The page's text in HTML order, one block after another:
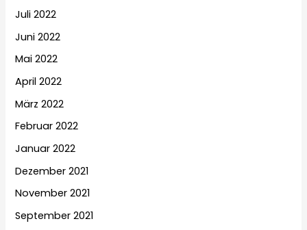
Juli 2022
Juni 2022
Mai 2022
April 2022
März 2022
Februar 2022
Januar 2022
Dezember 2021
November 2021
September 2021